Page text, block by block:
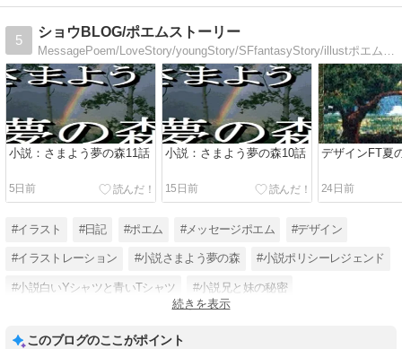
5
ショウBLOG/ポエムストーリー
MessagePoem/LoveStory/youngStory/SFfantasyStory/illustポエム恋愛学園ファンタジーミステリー小説イラスト
小説：さまよう夢の森11話
5日前
小説：さまよう夢の森10話
15日前
デザインFT夏
24日前
#イラスト #日記 #ポエム #メッセージポエム #デザイン
#イラストレーション #小説さまよう夢の森 #小説ポリシーレジェンド
#小説白いYシャツと青いTシャツ #小説兄と妹の秘密
続きを表示
このブログのここがポイント